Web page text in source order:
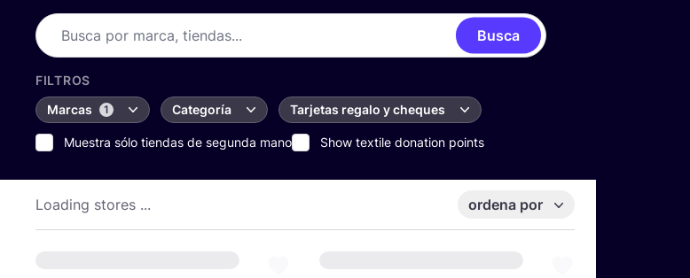
Busca
FILTROS
Marcas
1 Categoría Tarjetas regalo y cheques
Muestra sólo tiendas de segunda mano Show textile donation points
Loading stores ... ordena por